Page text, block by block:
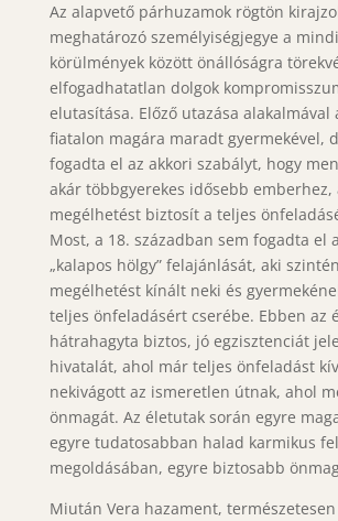
Az alapvető párhuzamok rögtön
meghatározó személyiségjegye a
körülmények között önállóságra
elfogadhatatlan dolgok
elutasítása. Előző utazása alakalmával
fiatalon magára maradt gyermekével,
fogadta el az akkori szabályt, hogy
akár többgyerekes idősebb emberhez,
megélhetést biztosít a teljes
Most, a 18. században sem fogadta el
„kalapos hölgy” felajánlását, aki
megélhetést kínált neki és
teljes önfeladásért cserébe. Ebben az
hátrahagyta biztos, jó egzisztenciát
hivatalát, ahol már teljes önfeladást
nekivágott az ismeretlen útnak, ahol
önmagát. Az életutak során egyre
egyre tudatosabban halad karmikus
megoldásában, egyre biztosabb
Miután Vera hazament,